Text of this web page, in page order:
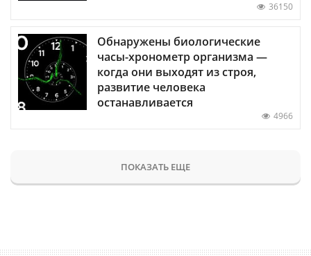
36150
Обнаружены биологические
часы-хронометр организма —
когда они выходят из строя,
развитие человека
останавливается
4966
ПОКАЗАТЬ ЕЩЕ